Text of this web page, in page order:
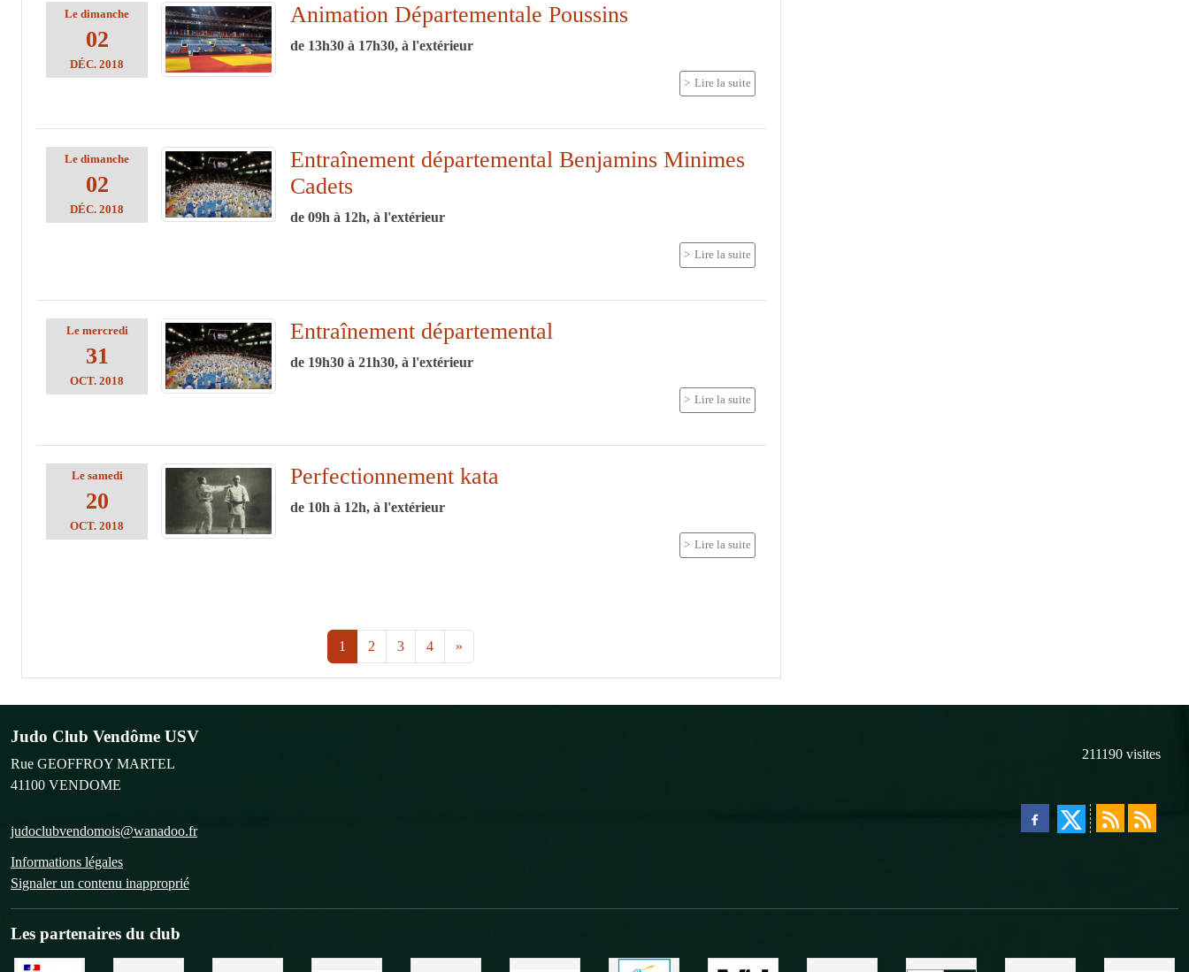
Ledimanche
02
DÉC. 2018
Animation Départementale Poussins
de 13h30 à 17h30, à l'extérieur
Lire la suite
Ledimanche
02
DÉC. 2018
Entraînement départemental Benjamins Minimes
Cadets
de 09h à 12h, à l'extérieur
Lire la suite
Le mercredi
31
OCT. 2018
Entraînement départemental
de 19h30 à 21h30, à l'extérieur
Lire la suite
Le samedi
20
OCT. 2018
Perfectionnement kata
de 10h à 12h, à l'extérieur
Lire la suite
1 2 3 4 »
Judo Club Vendôme USV
Rue GEOFFROY MARTEL
41100 VENDOME
judoclubvendomois@wanadoo.fr
Informations légales
Signaler un contenu inapproprié
211190 visites
Les partenaires du club